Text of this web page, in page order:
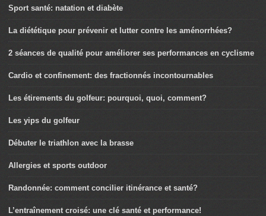
Sport santé: natation et diabète
La diététique pour prévenir et lutter contre les aménorrhées?
2 séances de qualité pour améliorer ses performances en cyclisme
Cardio et confinement: des fractionnés incontournables
Les étirements du golfeur: pourquoi, quoi, comment?
Les yips du golfeur
Débuter le triathlon avec la brasse
Allergies et sports outdoor
Randonnée: comment concilier itinérance et santé?
L’entraînement croisé: une clé santé et performance!